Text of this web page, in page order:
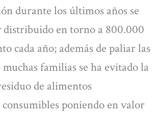
durante los últimos años se
distribuido en torno a 800.000
cada año; además de paliar las
muchas familias se ha evitado la
de alimentos
poniendo en valor